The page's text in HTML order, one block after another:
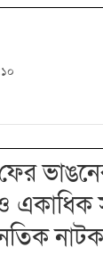
একাধিক
নাটক